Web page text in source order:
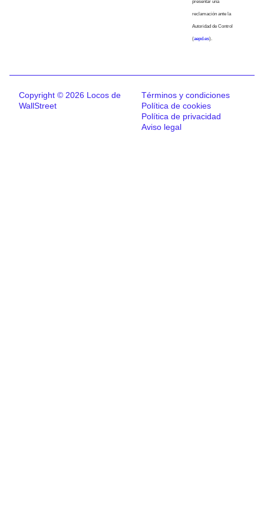
presentar una
reclamación ante la
Autoridad de Control
(aepd.es).
Copyright © 2026 Locos de
WallStreet
Términos y condiciones
Política de cookies
Política de privacidad
Aviso legal